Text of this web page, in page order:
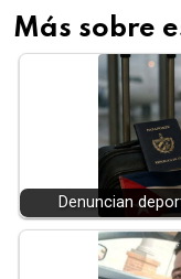
Más sobre
Denuncian